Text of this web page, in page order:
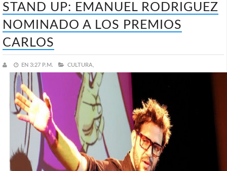
STAND UP: EMANUEL RODRIGUEZ
NOMINADO A LOS PREMIOS
CARLOS
EN 3:27 P.M. CULTURA,